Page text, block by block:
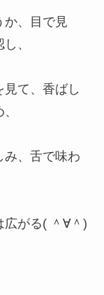
か、目で見
、
て、香ばし
み、舌で味わ
広がる( ＾∀＾)